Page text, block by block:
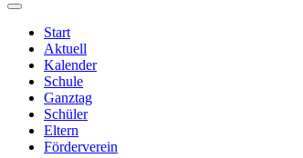
Start
Aktuell
Kalender
Schule
Ganztag
Schüler
Eltern
Förderverein